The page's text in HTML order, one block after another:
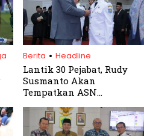
Berita . Headline
Lantik 30 Pejabat, Rudy
Susmanto Akan
Tempatkan ASN
Jabatan Strategis